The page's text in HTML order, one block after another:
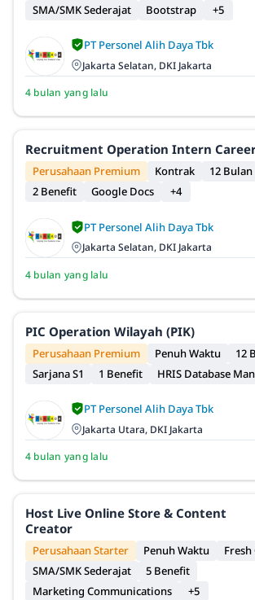
SMA/SMK Sederajat
Bootstrap +5
PT Personel Alih Daya Tbk
Jakarta Selatan, DKI Jakarta
4 bulan yang lalu
Recruitment Operation Intern
Perusahaan Premium
Kontrak 12 Bulan
2 Benefit
Google Docs +4
PT Personel Alih Daya Tbk
Jakarta Selatan, DKI Jakarta
4 bulan yang lalu
PIC Operation Wilayah (PIK)
Perusahaan Premium
Penuh Waktu
12
Sarjana S1
1 Benefit HRIS Database
PT Personel Alih Daya Tbk
Jakarta Utara, DKI Jakarta
4 bulan yang lalu
Host Live Online Store & Content
Creator
Perusahaan Starter Penuh Waktu
SMA/SMK Sederajat
5 Benefit
Marketing Communications
+5